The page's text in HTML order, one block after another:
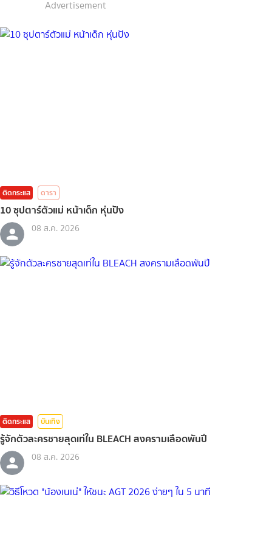
Advertisement
ติดกระแส ดารา
10 ซุปตาร์ตัวแม่ หน้าเด็ก หุ่นปัง
08 ส.ค. 2026
ติดกระแส บันเทิง
รู้จักตัวละครชายสุดเท่ใน BLEACH สงครามเลือดพันปี
08 ส.ค. 2026